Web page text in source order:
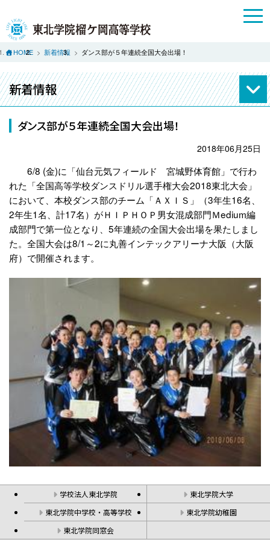
HOME 新着情報 ダンス部が５年連続全国大会出場！
新着情報
ダンス部が５年連続全国大会出場！
2018年06月25日
6/8 (金)に「仙台元気フィールド 宮城野体育館」で行わ
れた「全国高等学校ダンスドリル選手権大会2018東北大会」
において、本校ダンス部のチーム「ＡＸＩＳ」（3年生16名、
2年生1名、計17名）がＨＩＰＨＯＰ男女混成部門Ｍedium編
成部門で第一位となり、5年連続の全国大会出場を果たしまし
た。全国大会は8/1～2に丸善インテックアリーナ大阪（大阪
府）で開催されます。
学校法人東北学院
東北学院大学
東北学院中学校・高等学校
東北学院幼稚園
東北学院同窓会